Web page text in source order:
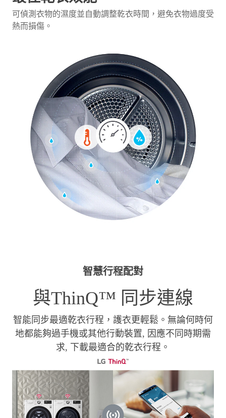
可偵測衣物的濕度並自動調整乾衣時間，避免衣物過度受
熱而損傷。
與ThinQ™ 同步連線
地都能夠過手機或其他行動裝置, 因應不同時期需
求, 下載最適合的乾衣行程。